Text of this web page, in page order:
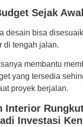
Sejak Awal
desain bisa
di tengah jalan.
membantu
yang tersedia
proyek berjalan.
Interior
Investasi